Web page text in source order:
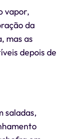
vapor,
da
mas as
depois de
saladas,